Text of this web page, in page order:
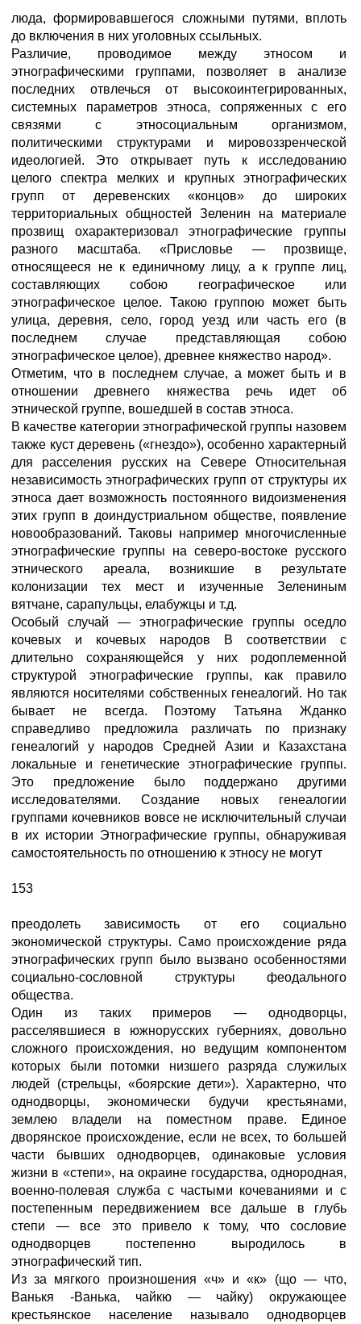
люда, формировавшегося сложными путями, вплоть
до включения в них уголовных ссыльных.
Различие, проводимое между этносом и
этнографическими группами, позволяет в анализе
последних отвлечься от высокоинтегрированных,
системных параметров этноса, сопряженных с его
связями с этносоциальным организмом,
политическими структурами и мировоззренческой
идеологией. Это открывает путь к исследованию
целого спектра мелких и крупных этнографических
групп от деревенских «концов» до широких
территориальных общностей Зеленин на материале
прозвищ охарактеризовал этнографические группы
разного масштаба. «Присловье — прозвище,
относящееся не к единичному лицу, а к группе лиц,
составляющих собою географическое или
этнографическое целое. Такою группою может быть
улица, деревня, село, город уезд или часть его (в
последнем случае представляющая собою
этнографическое целое), древнее княжество народ».
Отметим, что в последнем случае, а может быть и в
отношении древнего княжества речь идет об
этнической группе, вошедшей в состав этноса.
В качестве категории этнографической группы назовем
также куст деревень («гнездо»), особенно характерный
для расселения русских на Севере Относительная
независимость этнографических групп от структуры их
этноса дает возможность постоянного видоизменения
этих групп в доиндустриальном обществе, появление
новообразований. Таковы например многочисленные
этнографические группы на северо-востоке русского
этнического ареала, возникшие в результате
колонизации тех мест и изученные Зелениным
вятчане, сарапульцы, елабужцы и т.д.
Особый случай — этнографические группы оседло
кочевых и кочевых народов В соответствии с
длительно сохраняющейся у них родоплеменной
структурой этнографические группы, как правило
являются носителями собственных генеалогий. Но так
бывает не всегда. Поэтому Татьяна Жданко
справедливо предложила различать по признаку
генеалогий у народов Средней Азии и Казахстана
локальные и генетические этнографические группы.
Это предложение было поддержано другими
исследователями. Создание новых генеалогии
группами кочевников вовсе не исключительный случаи
в их истории Этнографические группы, обнаруживая
самостоятельность по отношению к этносу не могут
153
преодолеть зависимость от его социально
экономической структуры. Само происхождение ряда
этнографических групп было вызвано особенностями
социально-сословной структуры феодального
общества.
Один из таких примеров — однодворцы,
расселявшиеся в южнорусских губерниях, довольно
сложного происхождения, но ведущим компонентом
которых были потомки низшего разряда служилых
людей (стрельцы, «боярские дети»). Характерно, что
однодворцы, экономически будучи крестьянами,
землею владели на поместном праве. Единое
дворянское происхождение, если не всех, то большей
части бывших однодворцев, одинаковые условия
жизни в «степи», на окраине государства, однородная,
военно-полевая служба с частыми кочеваниями и с
постепенным передвижением все дальше в глубь
степи — все это привело к тому, что сословие
однодворцев постепенно выродилось в
этнографический тип.
Из за мягкого произношения «ч» и «к» (що — что,
Ванькя -Ванька, чайкю — чайку) окружающее
крестьянское население называло однодворцев